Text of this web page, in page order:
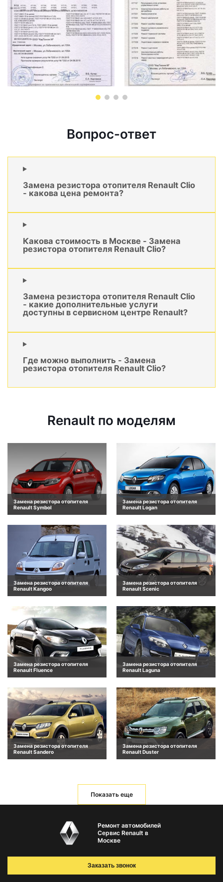
Вопрос-ответ
Замена резистора отопителя Renault Clio
- какова цена ремонта?
Какова стоимость в Москве - Замена
резистора отопителя Renault Clio?
Замена резистора отопителя Renault Clio
- какие дополнительные услуги
доступны в сервисном центре Renault?
Где можно выполнить - Замена
резистора отопителя Renault Clio?
Renault по моделям
Замена резистора отопителя
Renault Symbol
Замена резистора отопителя
Renault Logan
Замена резистора отопителя
Renault Kangoo
Замена резистора отопителя
Renault Scenic
Замена резистора отопителя
Renault Fluence
Замена резистора отопителя
Renault Laguna
Замена резистора отопителя
Renault Sandero
Замена резистора отопителя
Renault Duster
Показать еще
Ремонт автомобилей
Сервис Renault в
Москве
Заказать звонок